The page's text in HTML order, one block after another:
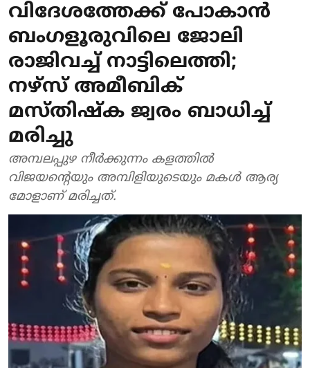
വിദേശത്തേക്ക് പോകാന്‍
ബംഗളൂരുവിലെ ജോലി
രാജിവച്ച് നാട്ടിലെത്തി;
നഴ്‌സ് അമീബിക്
മസ്തിഷ്‌ക ജ്വരം ബാധിച്ച്
മരിച്ചു
അമ്പലപ്പുഴ നീര്‍ക്കുന്നം കളത്തില്‍
വിജയന്റെയും അമ്പിളിയുടെയും മകള്‍ ആര്യ
മോളാണ് മരിച്ചത്.